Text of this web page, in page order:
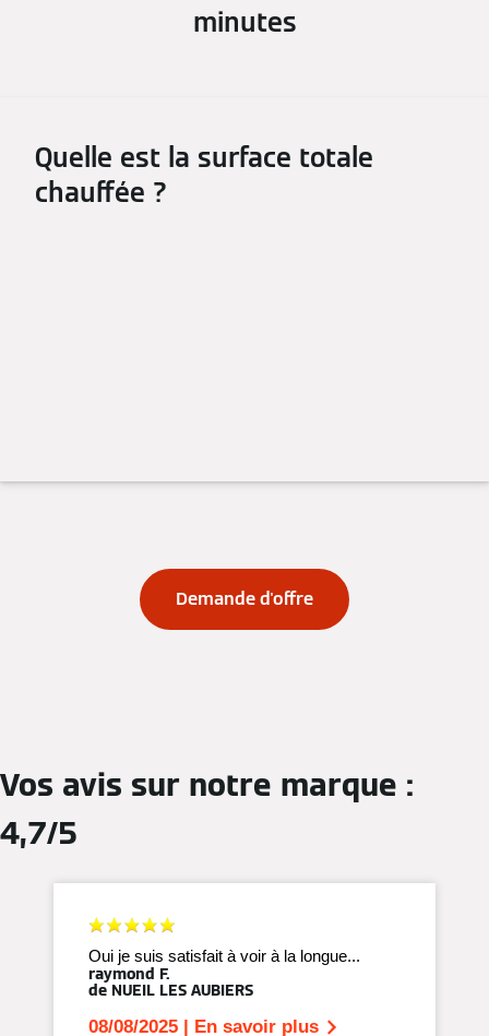
minutes
Quelle est la surface totale
chauffée ?
Demande d'offre
Vos avis sur notre marque :
4,7/5
Oui je suis satisfait à voir à la longue...
raymond F.
de NUEIL LES AUBIERS
08/08/2025 | En savoir plus